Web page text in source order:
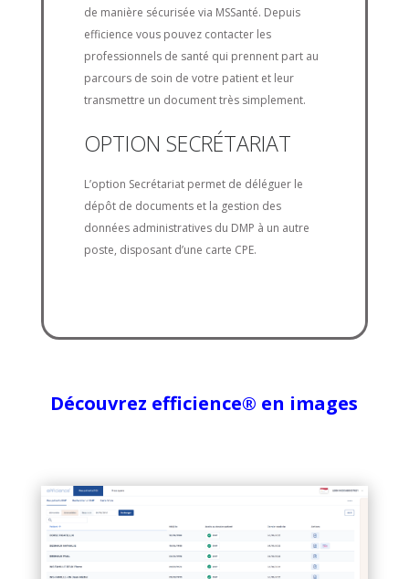
de manière sécurisée via MSSanté. Depuis
efficience vous pouvez contacter les
professionnels de santé qui prennent part au
parcours de soin de votre patient et leur
transmettre un document très simplement.
OPTION SECRÉTARIAT
L’option Secrétariat permet de déléguer le
dépôt de documents et la gestion des
données administratives du DMP à un autre
poste, disposant d’une carte CPE.
Découvrez efficience® en images